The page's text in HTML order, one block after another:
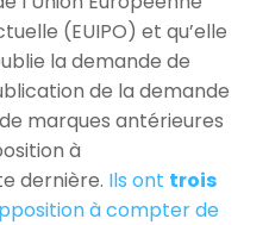
(EUIPO) et qu’elle
la demande de
de la demande
marques antérieures
à
dernière. Ils ont trois
à compter de